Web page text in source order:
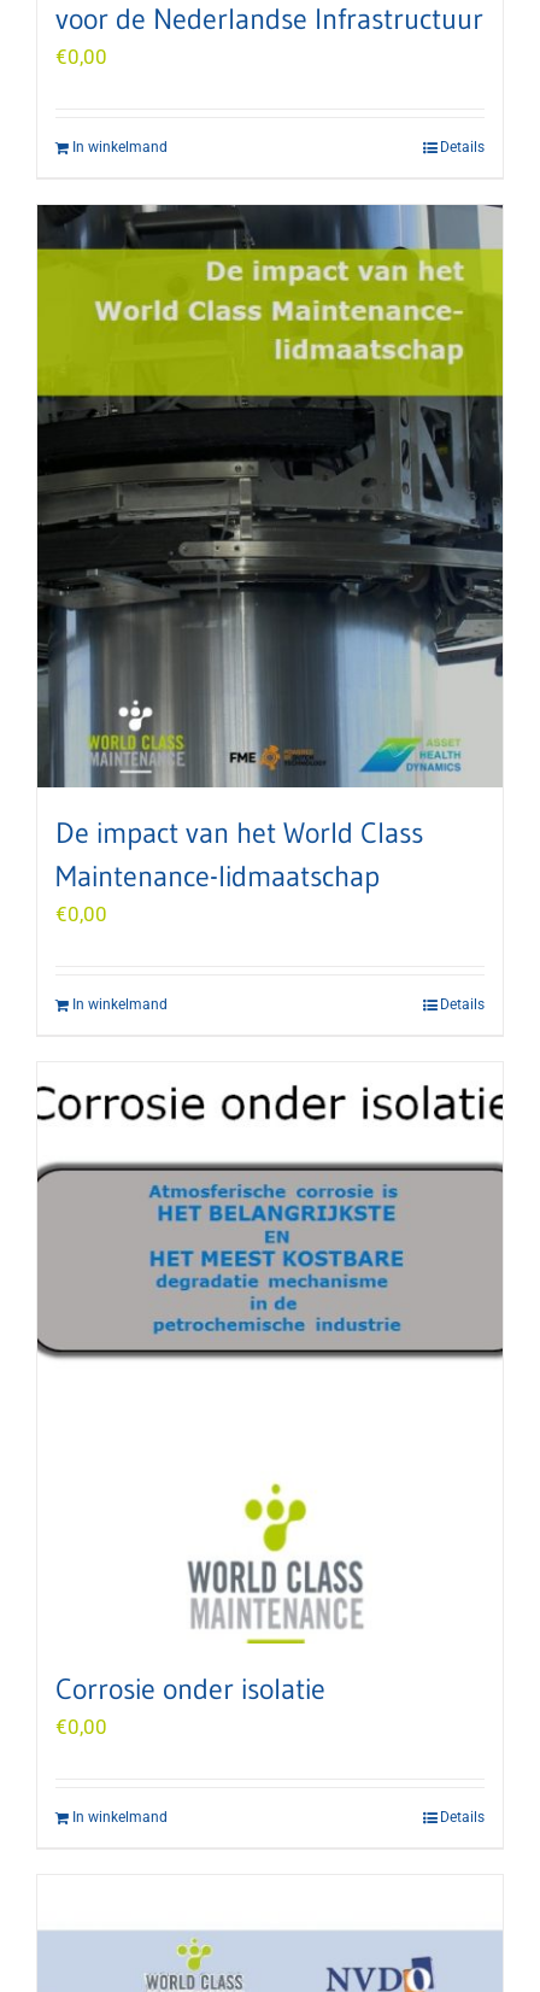
voor de Nederlandse Infrastructuur
€0,00
In winkelmand Details
De impact van het World Class
Maintenance-lidmaatschap
€0,00
In winkelmand Details
Corrosie onder isolatie
€0,00
In winkelmand Details